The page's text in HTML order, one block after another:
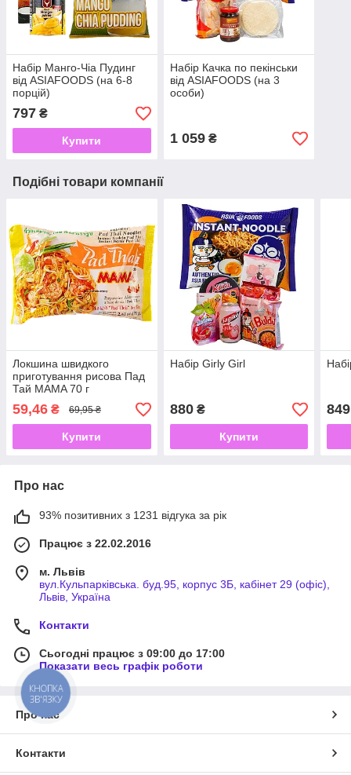
Набір Манго-Чіа Пудинг
від ASIAFOODS (на 6-8
порцій)
797 ₴
Купити
Набір Качка по пекінськи
від ASIAFOODS (на 3
особи)
1 059₴
Подібні товари компанії
Локшина швидкого
приготування рисова Пад
Тай MAMA 70 г
59,46 ₴ 69,95 ₴
Купити
Набір Girly Girl
880₴
Купити
849
Про нас
93% позитивних з 1231 відгука за рік
Працює з 22.02.2016
м. Львів
вул.Кульпарківська. буд.95, корпус 3Б, кабінет 29 (офіс),
Львів, Україна
Контакти
Сьогодні працює з 09:00 до 17:00
Показати весь графік роботи
Про нас
Контакти
КНОПКА
ЗВ'ЯЗКУ